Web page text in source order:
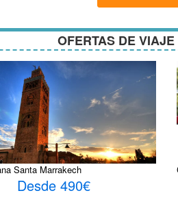
OFERTAS DE
Santa Marrakech
Desde 490€